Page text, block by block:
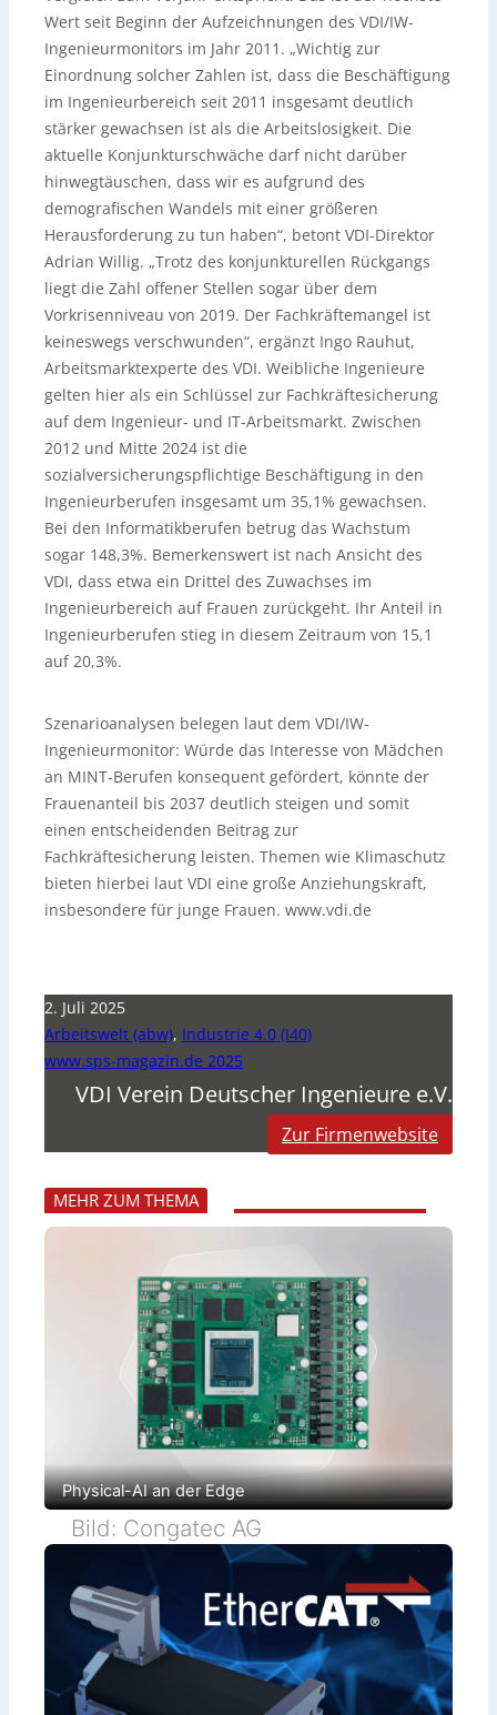
Wert seit Beginn der Aufzeichnungen des VDI/IW-
Ingenieurmonitors im Jahr 2011. „Wichtig zur
Einordnung solcher Zahlen ist, dass die Beschäftigung
im Ingenieurbereich seit 2011 insgesamt deutlich
stärker gewachsen ist als die Arbeitslosigkeit. Die
aktuelle Konjunkturschwäche darf nicht darüber
hinwegtäuschen, dass wir es aufgrund des
demografischen Wandels mit einer größeren
Herausforderung zu tun haben“, betont VDI-Direktor
Adrian Willig. „Trotz des konjunkturellen Rückgangs
liegt die Zahl offener Stellen sogar über dem
Vorkrisenniveau von 2019. Der Fachkräftemangel ist
keineswegs verschwunden“, ergänzt Ingo Rauhut,
Arbeitsmarktexperte des VDI. Weibliche Ingenieure
gelten hier als ein Schlüssel zur Fachkräftesicherung
auf dem Ingenieur- und IT-Arbeitsmarkt. Zwischen
2012 und Mitte 2024 ist die
sozialversicherungspflichtige Beschäftigung in den
Ingenieurberufen insgesamt um 35,1% gewachsen.
Bei den Informatikberufen betrug das Wachstum
sogar 148,3%. Bemerkenswert ist nach Ansicht des
VDI, dass etwa ein Drittel des Zuwachses im
Ingenieurbereich auf Frauen zurückgeht. Ihr Anteil in
Ingenieurberufen stieg in diesem Zeitraum von 15,1
auf 20,3%.
Szenarioanalysen belegen laut dem VDI/IW-
Ingenieurmonitor: Würde das Interesse von Mädchen
an MINT-Berufen konsequent gefördert, könnte der
Frauenanteil bis 2037 deutlich steigen und somit
einen entscheidenden Beitrag zur
Fachkräftesicherung leisten. Themen wie Klimaschutz
bieten hierbei laut VDI eine große Anziehungskraft,
insbesondere für junge Frauen. www.vdi.de
2. Juli 2025
Arbeitswelt (abw), Industrie 4.0 (I40)
www.sps-magazin.de 2025
VDI Verein Deutscher Ingenieure e.V.
Zur Firmenwebsite
MEHR ZUM THEMA
Physical-AI an der Edge
Bild: Congatec AG